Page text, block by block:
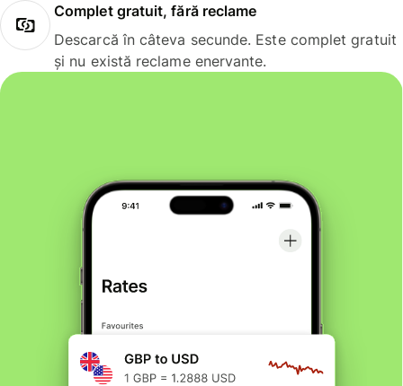
Complet gratuit, fără reclame
Descarcă în câteva secunde. Este complet gratuit
și nu există reclame enervante.